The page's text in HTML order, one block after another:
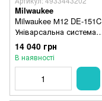
Milwaukee
Milwaukee М12 DE-151C
Уніварсальна система
пилевидалення для
перфоратора
14 040 грн
В наявності